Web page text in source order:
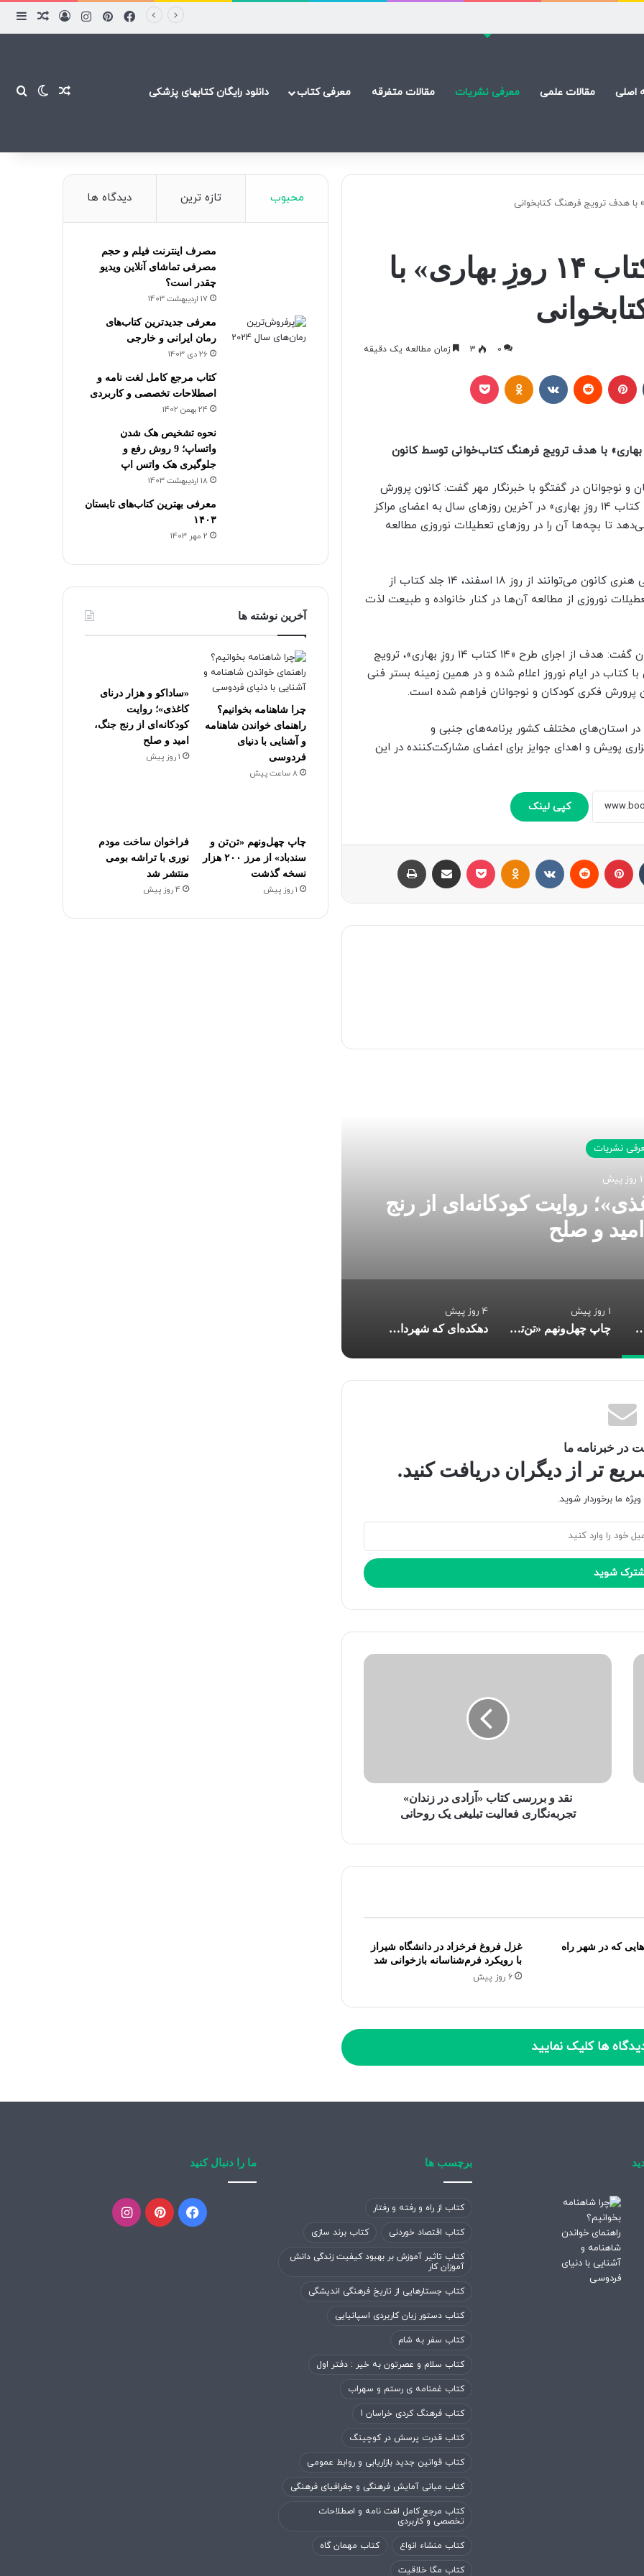
و آشنایی با دنیای فردوسی فیسبوکپینتریستاینستاگرام
ورود
اصلی مقالات علمی معرفی نشریات مقالات متفرقه معرفی کتاب دانلود رایگان کتابهای پزشکی نوشتهتغییر
برگزاری طرح «۱۴ کتاب ۱۴ روزِ بهاری» با
0
3 زمان مطالعه یک دقیقه
می‌گوید طرحی با عنوان «۱۴ کتاب ۱۴ روزِ بهاری» با هدف ترویج فرهنگ کتاب‌خوانی توسط کانون
نوجوانان در گفتگو با خبرنگار مهر گفت: کانون پرورش
فکری کودکان و نوجوانان با اجرای طرحی با عنوان «۱۴ کتاب ۱۴ روزِ بهاری» در آخرین روزهای سال به اعضای مراکز
کشور ۱۴ کتاب امانت می‌دهد تا بچه‌ها آن را در روزهای تعطیلات نوروزی مطالعه
وی ادامه داد: بر اساس این طرح، اعضای مراکز فرهنگی هنری کانون می‌توانند از روز ۱۸ اسفند، ۱۴ جلد کتاب از
نوروزی از مطالعه آن‌ها در کنار خانواده و طبیعت لذت
معاون فرهنگی کانون پرورش فکری کودکان و نوجوانان گفت: هدف از اجرای طرح «۱۴ کتاب ۱۴ روزِ بهاری»، ترویج
کتاب در ایام نوروز اعلام شده و در همین زمینه بستر فنی
پرورش فکری کودکان و نوجوانان فراهم شده است.
در استان‌های مختلف کشور برنامه‌های جنبی و
پویش و اهدای جوایز برای اعضای مشارکت‌کننده در این
کپی لینک
نشریات
1 روز پیش
روایت کودکانه‌ای از رنج
و صلح
کودکانه‌ای از رنج جنگ، امید و صلح
1 روز پیش
چاپ چهل‌ونهم «تن‌تن و سندباد» از مرز ۲۰۰ هزار نسخه گذشت
4 روز پیش
دهکده‌ای که شهردارش عباس بن علی(ع) است
در خبرنامه ما
تر از دیگران دریافت کنید.
ما برخوردار شوید.
نقد و بررسی کتاب «آزادی در زندان»
تجربه‌نگاری فعالیت تبلیغی یک روحانی
که در شهر راه
غزل فروغ فرخزاد در دانشگاه شیراز
با رویکرد فرم‌شناسانه بازخوانی شد
6 روز پیش
ها کلیک نمایید
محبوب تازه ترین دیدگاه ها
مصرف اینترنت فیلم و حجم
مصرفی تماشای آنلاین ویدیو
چقدر است؟
17 اردیبهشت 1403
معرفی جدیدترین کتاب‌های
رمان ایرانی و خارجی
26 دی 1403
کتاب مرجع کامل لغت نامه و
اصطلاحات تخصصی و کاربردی
24 بهمن 1402
نحوه تشخیص هک شدن
واتساپ؛ 9 روش رفع و
جلوگیری هک واتس اپ
18 اردیبهشت 1403
معرفی بهترین کتاب‌های تابستان
۱۴۰۳
2 مهر 1403
آخرین نوشته ها
چرا شاهنامه بخوانیم؟
راهنمای خواندن شاهنامه
و آشنایی با دنیای
فردوسی
8 ساعت پیش
«ساداکو و هزار درنای
کاغذی»؛ روایت
کودکانه‌ای از رنج جنگ،
امید و صلح
1 روز پیش
چاپ چهل‌ونهم «تن‌تن و
سندباد» از مرز ۲۰۰ هزار
نسخه گذشت
1 روز پیش
فراخوان ساخت مودم
نوری با تراشه بومی
منتشر شد
4 روز پیش
برچسب ها
کتاب از راه و رفته و رفتار
کتاب اقتصاد خوردنی کتاب برند سازی
کتاب تاثیر آموزش بر بهبود کیفیت زندگی دانش
آموزان کار
کتاب جستارهایی از تاریخ فرهنگی اندیشگی
کتاب دستور زبان کاربردی اسپانیایی
کتاب سفر به شام
کتاب سلام و عصرتون به خیر : دفتر اول
کتاب غمنامه ی رستم و سهراب
کتاب فرهنگ کردی خراسان 1
کتاب قدرت پرسش در کوچینگ
کتاب قوانین جدید بازاریابی و روابط عمومی
کتاب مبانی آمایش فرهنگی و جغرافیای فرهنگی
کتاب مرجع کامل لغت نامه و اصطلاحات
تخصصی و کاربردی
کتاب منشاء انواع کتاب مهمان گاه
کتاب مگا خلاقیت
ما را دنبال کنید
فیسبوکپینتریستاینستاگرام